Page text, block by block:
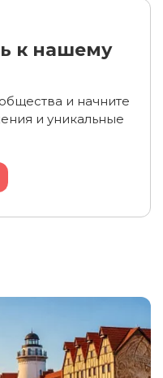
к нашему
и начните
и уникальные